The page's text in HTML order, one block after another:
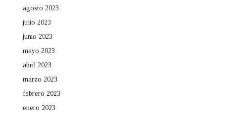
agosto 2023
julio 2023
junio 2023
mayo 2023
abril 2023
marzo 2023
febrero 2023
enero 2023